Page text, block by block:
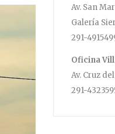
Av. San
Galería
291-
Oficina
Av. Cruz
291-